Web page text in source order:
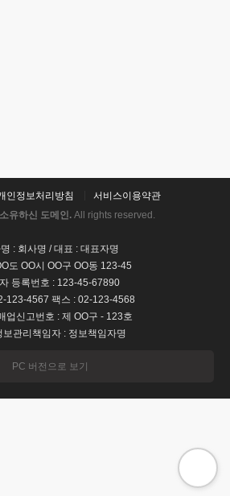
인정보처리방침
서비스이용약관
소유하신 도메인. All rights reserved.
: 회사명 / 대표 : 대표자명
도 OO시 OO구 OO동 123-45
등록번호 : 123-45-67890
123-4567 팩스 : 02-123-4568
업신고번호 : 제 OO구 - 123호
보관리책임자 : 정보책임자명
PC 버전으로 보기